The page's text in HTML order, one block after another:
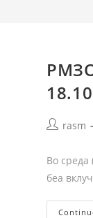
rasm
Во среда
беа